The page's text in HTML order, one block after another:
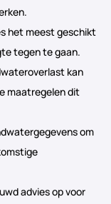
het meest geschikt
tegen te gaan.
kan
maatregelen dit
om
advies op voor